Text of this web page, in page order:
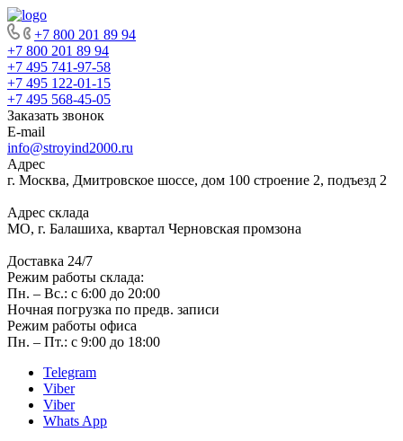
+7 800 201 89 94
+7 800 201 89 94
+7 495 741-97-58
+7 495 122-01-15
+7 495 568-45-05
Заказать звонок
E-mail
info@stroyind2000.ru
Адрес
г. Москва, Дмитровское шоссе, дом 100 строение 2, подъезд 2
Адрес склада
МО, г. Балашиха, квартал Черновская промзона
Доставка 24/7
Режим работы склада:
Пн. – Вс.: с 6:00 до 20:00
Ночная погрузка по предв. записи
Режим работы офиса
Пн. – Пт.: с 9:00 до 18:00
Telegram
Viber
Viber
Whats App